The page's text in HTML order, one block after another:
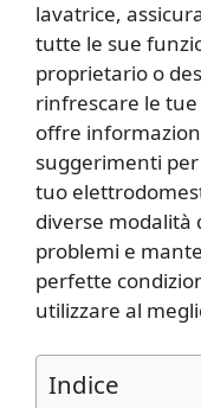
lavatrice,
tutte le sue
proprietario o
rinfrescare le
offre
suggerimenti
tuo
diverse modalità
problemi e
perfette
utilizzare al
Indice